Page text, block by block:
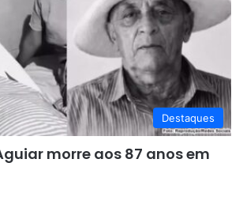
Destaques
morre aos 87 anos em